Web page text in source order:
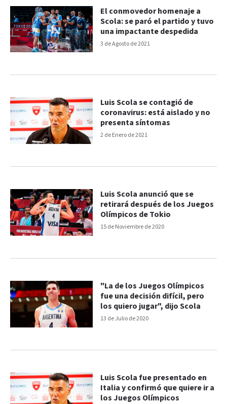
3 de Agosto de 2021
El conmovedor homenaje a
Scola: se paró el partido y tuvo
una impactante despedida
2 de Enero de 2021
Luis Scola se contagió de
coronavirus: está aislado y no
presenta síntomas
15 de Noviembre de 2020
Luis Scola anunció que se
retirará después de los Juegos
Olímpicos de Tokio
13 de Julio de 2020
"La de los Juegos Olímpicos
fue una decisión difícil, pero
los quiero jugar", dijo Scola
Luis Scola fue presentado en
Italia y confirmó que quiere ir a
los Juegos Olímpicos